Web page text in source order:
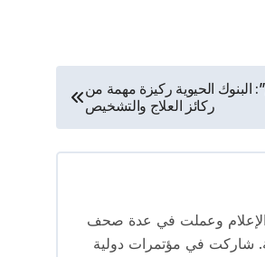
البنوك الحيوية ركيزة مهمة من
ركائز العلاج والتشخيص
تخرجت من كلية الإعلام وعملت في عدة صحف
شاركت في مؤتمرات دولية